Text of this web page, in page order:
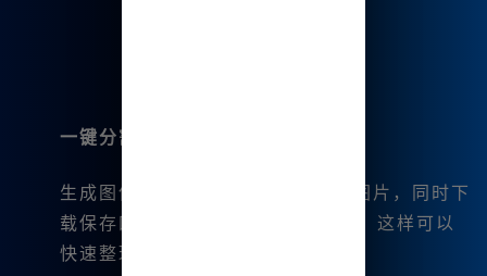
一键分割与下载
生成图像后，我可以直接一键分割图片，同时下
载保存四张Midjourney四宫格图片，这样可以
快速整理自己的创作。